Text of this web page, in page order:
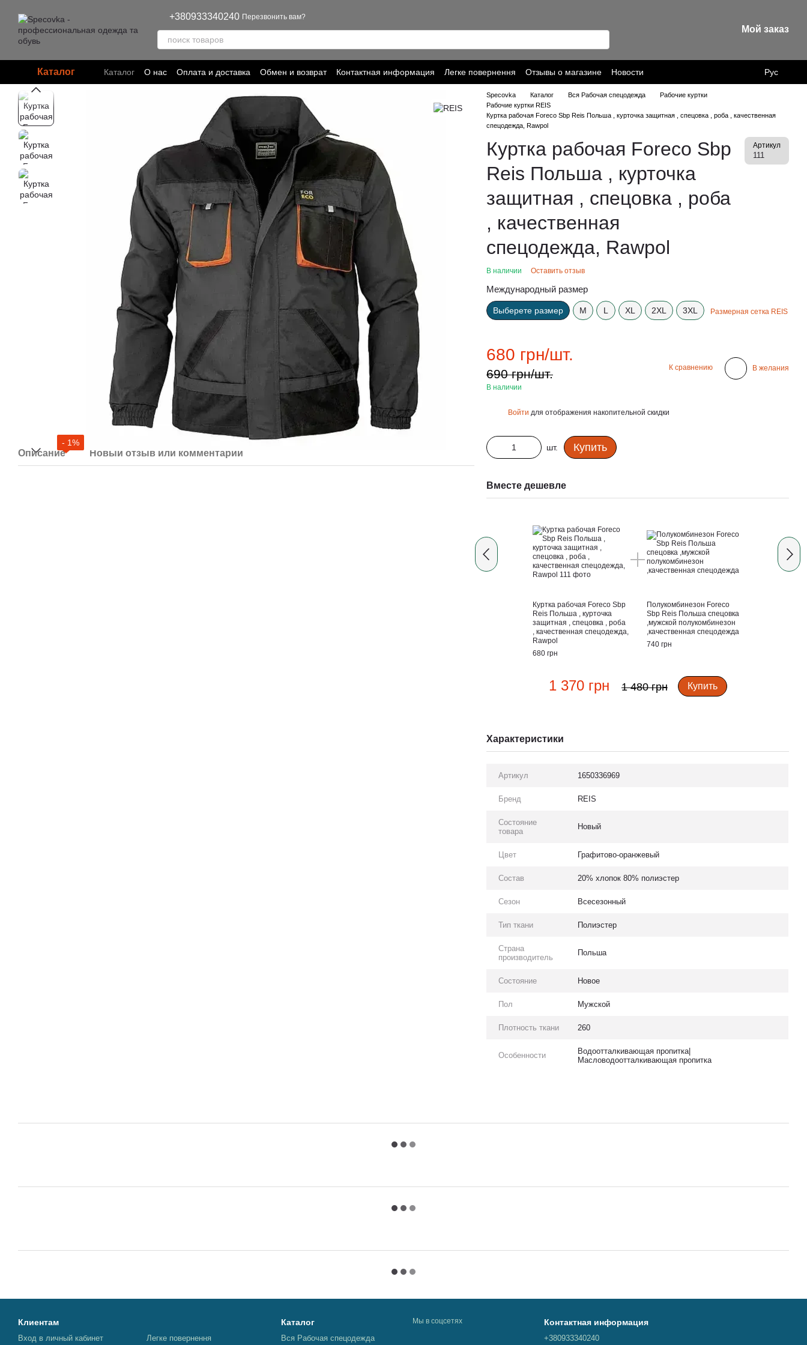
+380933340240 Перезвонить вам?
Мой заказ
Каталог Каталог О нас Оплата и доставка Обмен и возврат Контактная информация Легке повернення Отзывы о магазине
Новости
Пользовательское соглашение
Политика конфиденциальности
Рус
- 1%
Описание Новый отзыв или комментарий
Specovka Каталог Вся Рабочая спецодежда
Рабочие куртки
Рабочие куртки REIS
Куртка рабочая Foreco Sbp Reis Польша , курточка защитная , спецовка , роба , качественная
спецодежда, Rawpol
Куртка рабочая Foreco Sbp
Reis Польша , курточка
защитная , спецовка , роба
, качественная
спецодежда, Rawpol
Артикул
111
В наличии Оставить отзыв
Международный размер
Выберете размер M L XL 2XL 3XL Размерная сетка REIS
680 грн/шт.
690 грн/шт.
В наличии
К сравнению В желания
Войти для отображения накопительной скидки
шт. Купить
Вместе дешевле
Куртка рабочая Foreco Sbp
Reis Польша , курточка
защитная , спецовка , роба
, качественная спецодежда,
Rawpol
680 грн
Полукомбинезон Foreco
Sbp Reis Польша спецовка
,мужской полукомбинезон
,качественная спецодежда
740 грн
1 370 грн 1 480 грн Купить
Характеристики
Артикул 1650336969
Бренд REIS
Состояние
товара
Новый
Цвет Графитово-оранжевый
Состав 20% хлопок 80% полиэстер
Сезон Всесезонный
Тип ткани Полиэстер
Страна
производитель
Польша
Состояние Новое
Пол Мужской
Плотность ткани 260
Особенности
Водоотталкивающая пропитка|
Масловодоотталкивающая пропитка
Клиентам
Вход в личный кабинет Легке повернення
Каталог
Вся Рабочая спецодежда
Мы в соцсетях Контактная информация
+380933340240